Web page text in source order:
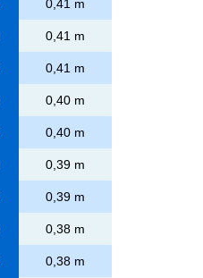
0,41 m
0,41 m
0,41 m
0,40 m
0,40 m
0,39 m
0,39 m
0,38 m
0,38 m